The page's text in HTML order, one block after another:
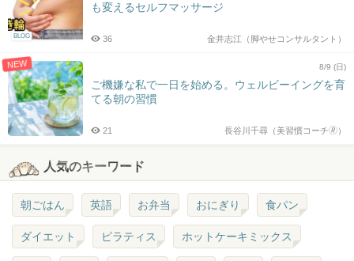
BLOG
も変えるセルフマッサージ
金井志江（脚やせコンサルタント）
36
NEW 8/9 (日)
ご機嫌な私で一日を始める。ウェルビーイングを育
てる朝の習慣
長谷川千尋（美習慣コーチ🄬）
21
人気のキーワード
朝ごはん 英語 お弁当 おにぎり 食パン
ダイエット ピラティス ホットケーキミックス